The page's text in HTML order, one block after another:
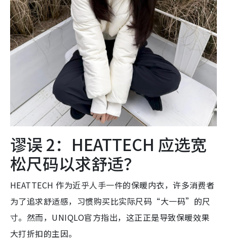
谬误 2：HEATTECH 应选宽
松尺码以求舒适？
HEATTECH 作为近乎人手一件的保暖内衣，许多消费者
为了追求舒适感，习惯购买比实际尺码“大一码”的尺
寸。然而，UNIQLO官方指出，这正正是导致保暖效果
大打折扣的主因。